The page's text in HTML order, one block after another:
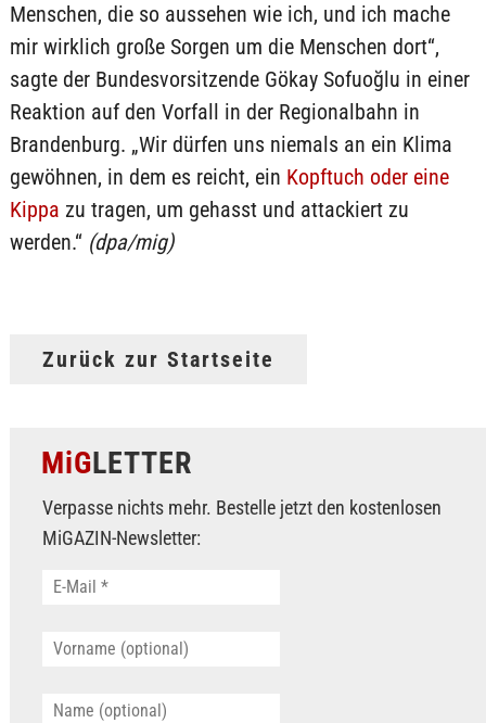
Menschen, die so aussehen wie ich, und ich mache
mir wirklich große Sorgen um die Menschen dort“,
sagte der Bundesvorsitzende Gökay Sofuoğlu in einer
Reaktion auf den Vorfall in der Regionalbahn in
Brandenburg. „Wir dürfen uns niemals an ein Klima
gewöhnen, in dem es reicht, ein Kopftuch oder eine
Kippa zu tragen, um gehasst und attackiert zu
werden.“ (dpa/mig)
Zurück zur Startseite
MiGLETTER
Verpasse nichts mehr. Bestelle jetzt den kostenlosen
MiGAZIN-Newsletter: